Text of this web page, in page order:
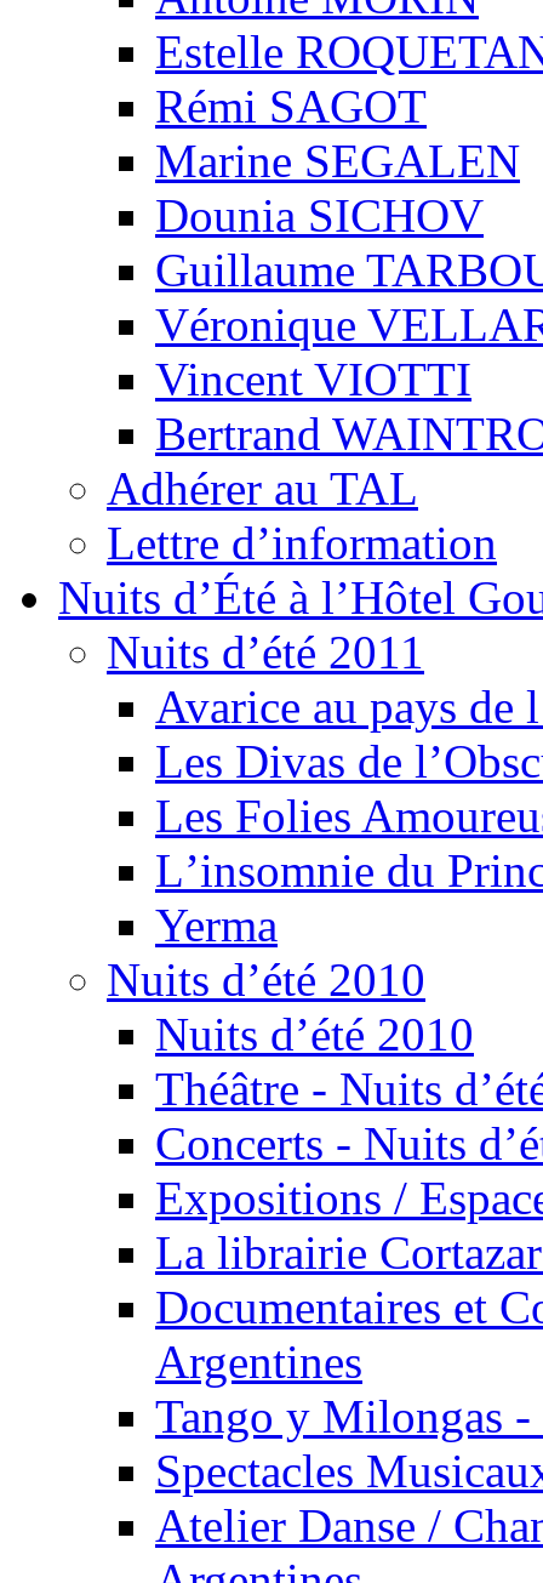
Estelle
Rémi SAGOT
Marine SEGALEN
Dounia SICHOV
Guillaume
Véronique
Vincent VIOTTI
Bertrand
Adhérer au TAL
Lettre d’information
Nuits d’Été à l’Hôtel
Nuits d’été 2011
Avarice au pays de
Les Divas de
Les Folies
Lʼinsomnie du
Yerma
Nuits d’été 2010
Nuits d’été 2010
Théâtre - Nuits
Concerts - Nuits
Expositions /
La librairie
Documentaires et
Argentines
Tango y Milongas -
Spectacles
Atelier Danse /